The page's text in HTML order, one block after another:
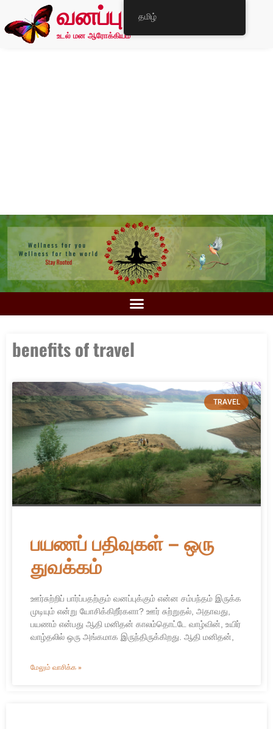
வனப்பு
உடல் மன ஆரோக்கியம்
benefits of travel
TRAVEL
பயணப் பதிவுகள் – ஒரு
துவக்கம்
ஊர்சுற்றிப் பார்ப்பதற்கும் வனப்புக்கும் என்ன சம்பந்தம் இருக்க
முடியும் என்று யோசிக்கிறீர்களா? ஊர் சுற்றுதல், அதாவது,
பயணம் என்பது ஆதி மனிதன் காலம்தொட்டே வாழ்வின், உயிர்
வாழ்தலில் ஒரு அங்கமாக இருந்திருக்கிறது. ஆதி மனிதன்,
மேலும் வாசிக்க »
தமிழ்